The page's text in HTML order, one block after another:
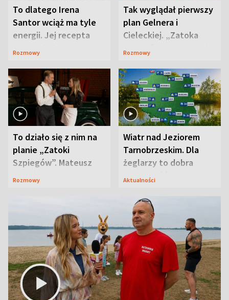
To dlatego Irena
Santor wciąż ma tyle
energii. Jej recepta
jest zaskakująco
Rozmowy
Tak wyglądał pierwszy
plan Gelnera i
Cieleckiej. „Zatoka
szpiegów” od razu ich
Rozmowy
To działo się z nim na
planie „Zatoki
Szpiegów”. Mateusz
Janicki odsłonił
Rozmowy
Wiatr nad Jeziorem
Tarnobrzeskim. Dla
żeglarzy to dobra
wiadomość
Aktualności